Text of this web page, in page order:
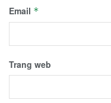
Email *
Trang web